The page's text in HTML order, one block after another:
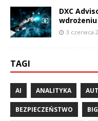
DXC
wdrożeniu
3 czerwca
TAGI
AI ANALITYKA
BEZPIECZEŃSTWO